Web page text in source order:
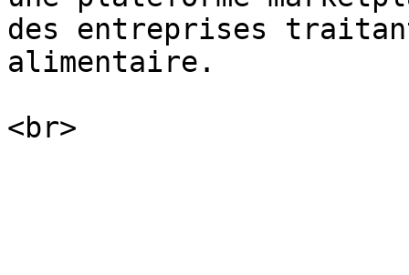
des entreprises
alimentaire.